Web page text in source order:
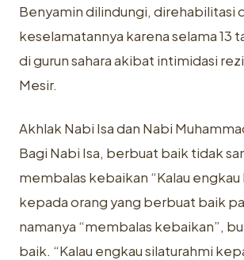
Benyamin dilindungi, direhabilitasi
keselamatannya karena selama 13
di gurun sahara akibat intimidasi
Mesir.
Akhlak Nabi Isa dan Nabi
Bagi Nabi Isa, berbuat baik tidak
membalas kebaikan “Kalau
kepada orang yang berbuat baik
namanya “membalas kebaikan”,
baik. “Kalau engkau silaturahmi